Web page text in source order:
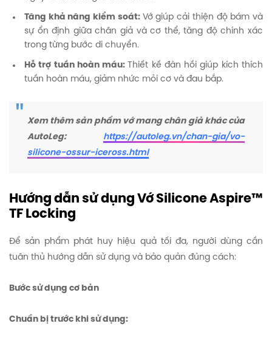
Tăng khả năng kiểm soát: Vớ giúp cải thiện độ bám và
sự ổn định giữa chân giả và cơ thể, tăng độ chính xác
trong từng bước di chuyển.
Hỗ trợ tuần hoàn máu:
Thiết kế đàn hồi giúp kích thích
tuần hoàn máu, giảm nhức mỏi cơ và đau bắp.
Xem thêm sản phẩm vớ mang chân giả khác của
AutoLeg: https://autoleg.vn/chan-gia/vo-
silicone-ossur-iceross.html
Hướng dẫn sử dụng Vớ Silicone Aspire™
TF Locking
Để sản phẩm phát huy hiệu quả tối đa, người dùng cần
tuân thủ hướng dẫn sử dụng và bảo quản đúng cách:
Bước sử dụng cơ bản
Chuẩn bị trước khi sử dụng: